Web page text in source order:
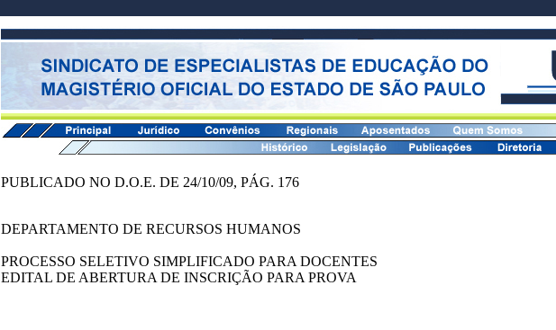
PUBLICADO NO D.O.E. DE 24/10/09, PÁG. 176
DEPARTAMENTO DE RECURSOS HUMANOS
PROCESSO SELETIVO SIMPLIFICADO PARA DOCENTES
EDITAL DE ABERTURA DE INSCRIÇÃO PARA PROVA